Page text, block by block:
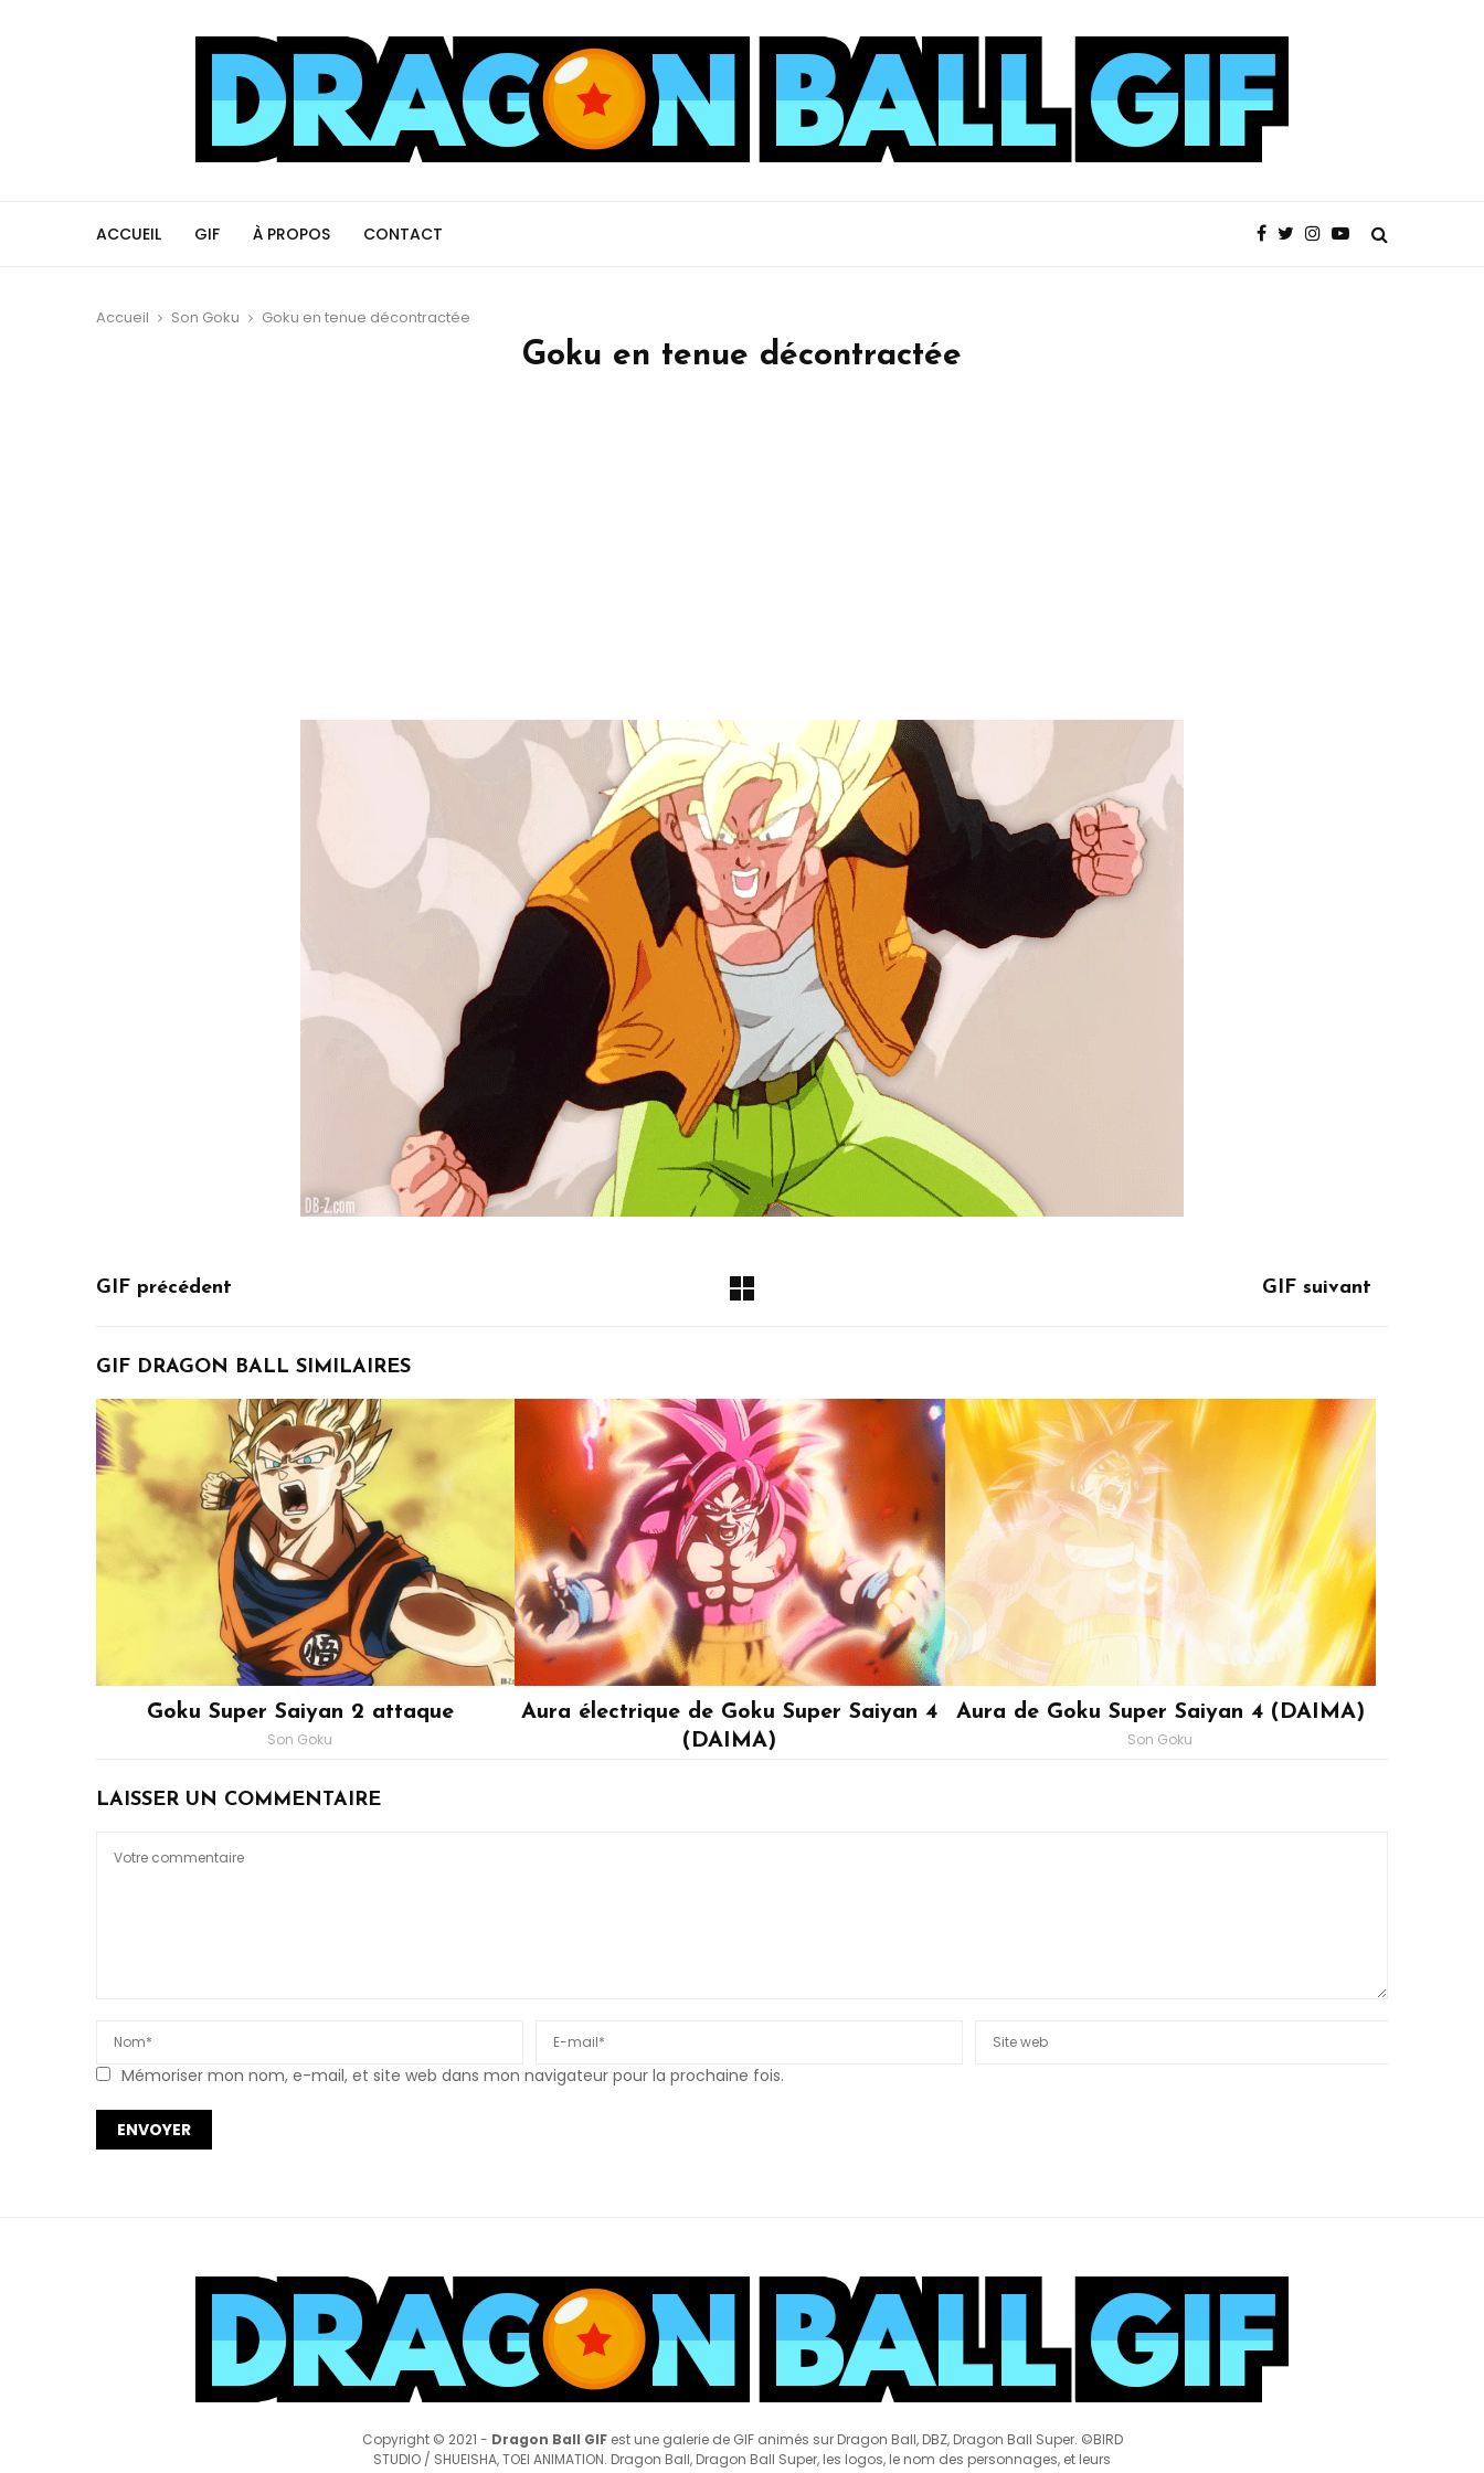
ACCUEIL GIF À PROPOS CONTACT
Accueil Son Goku Goku en tenue décontractée
Goku en tenue décontractée
GIF précédent GIF suivant
GIF DRAGON BALL SIMILAIRES
Goku Super Saiyan 2 attaque
Son Goku
Aura électrique de Goku Super Saiyan 4
(DAIMA)
Aura de Goku Super Saiyan 4 (DAIMA)
Son Goku
LAISSER UN COMMENTAIRE
Mémoriser mon nom, e-mail, et site web dans mon navigateur pour la prochaine fois.
Copyright © 2021 - Dragon Ball GIFest une galerie de GIF animés sur Dragon Ball, DBZ, Dragon Ball Super. ©BIRD
STUDIO / SHUEISHA, TOEI ANIMATION. Dragon Ball, Dragon Ball Super, les logos, le nom des personnages, et leurs